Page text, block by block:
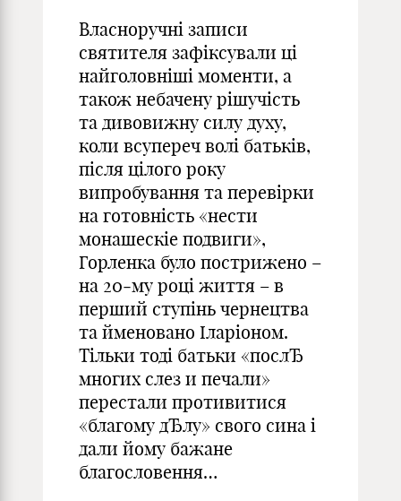
Власноручні записи
святителя зафіксували ці
найголовніші моменти, а
також небачену рішучість
та дивовижну силу духу,
коли всупереч волі батьків,
після цілого року
випробування та перевірки
на готовність «нести
монашескіе подвиги»,
Горленка було пострижено –
на 20‑му році життя – в
перший ступінь чернецтва
та йменовано Іларіоном.
Тільки тоді батьки «послЂ
многих слез и печали»
перестали противитися
«благому дЂлу» свого сина і
дали йому бажане
благословення…